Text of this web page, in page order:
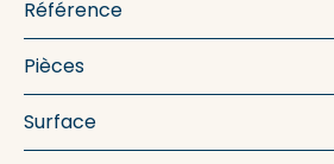
Référence
Pièces
Surface